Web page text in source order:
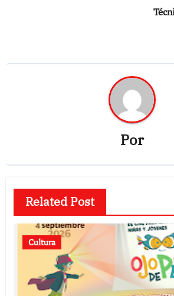
Por
Related Post
Cultura